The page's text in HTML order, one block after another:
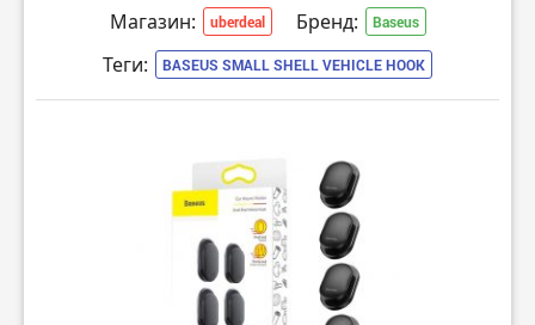
Магазин: uberdeal Бренд: Baseus
Теги: BASEUS SMALL SHELL VEHICLE HOOK